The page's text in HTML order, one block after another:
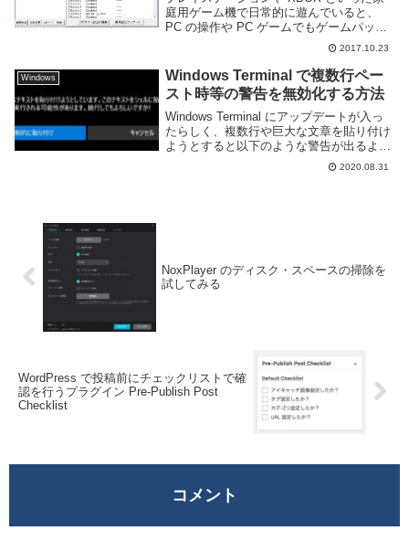
庭用ゲーム機で日常的に遊んでいると、
PC の操作や PC ゲームでもゲームパッド
を利用したいと思う事もあると思う。自分
の友人にも PC ゲームの WASD の操作に
慣れず、片手はマウス、片手はゲーム...
2017.10.23
Windows
Windows Terminal で複数行ペー
スト時等の警告を無効化する方法
Windows Terminal にアップデートが入っ
たらしく、複数行や巨大な文章を貼り付け
ようとすると以下のような警告が出るよう
になった。警告複数の行を含むテキストを
貼り付けようとしています。このテキスト
2020.08.31
NoxPlayer のディスク・スペースの掃除を
試してみる
WordPress で投稿前にチェックリストで確
認を行うプラグイン Pre-Publish Post
Checklist
コメント